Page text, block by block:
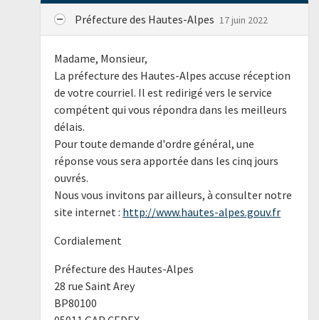
Préfecture des Hautes-Alpes 17 juin 2022
Madame, Monsieur,
La préfecture des Hautes-Alpes accuse réception
de votre courriel. Il est redirigé vers le service
compétent qui vous répondra dans les meilleurs
délais.
Pour toute demande d'ordre général, une
réponse vous sera apportée dans les cinq jours
ouvrés.
Nous vous invitons par ailleurs, à consulter notre
site internet : http://www.hautes-alpes.gouv.fr
Cordialement
Préfecture des Hautes-Alpes
28 rue Saint Arey
BP80100